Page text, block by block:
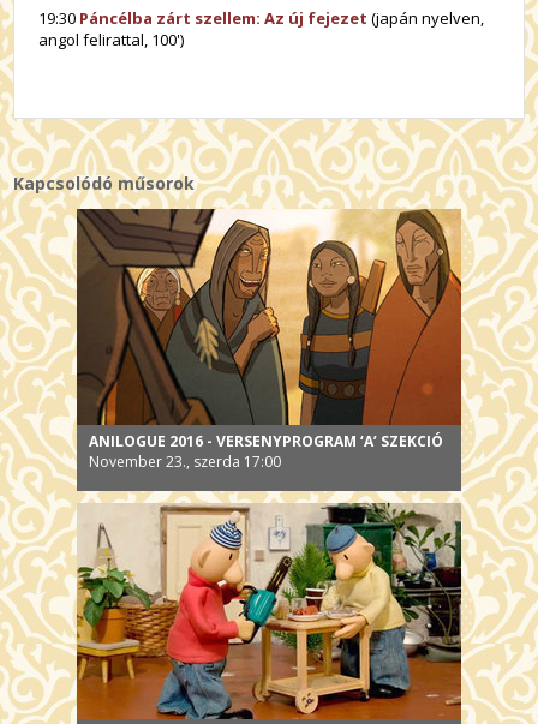
19:30 Páncélba zárt szellem: Az új fejezet (japán nyelven,
angol felirattal, 100')
Kapcsolódó műsorok
ANILOGUE 2016 - VERSENYPROGRAM ‘A’ SZEKCIÓ
November 23., szerda 17:00